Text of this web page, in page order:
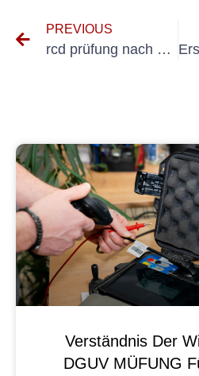
PREVIOUS
rcd prüfung nach dguv v3
Verständnis Der
DGUV MÜFUNG